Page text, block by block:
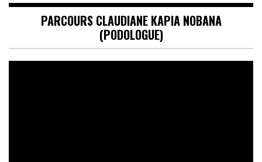
PARCOURS CLAUDIANE KAPIA NOBANA
(PODOLOGUE)